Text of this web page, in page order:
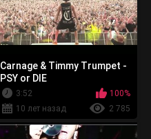
Carnage & Timmy Trumpet -
PSY or DIE
3:52
100%
10 лет назад
2 785